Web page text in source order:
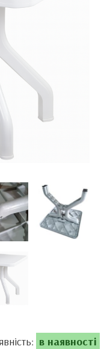
в наявності